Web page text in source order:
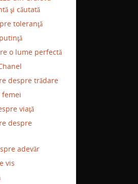
şi căutată
toleranţă
o lume perfectă
despre trădare
femei
viaţă
despre
adevăr
vis